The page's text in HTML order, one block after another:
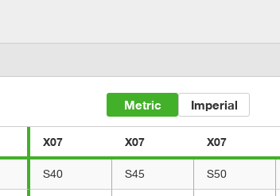
Metric Imperial
X07 X07 X07
S40 S45 S50